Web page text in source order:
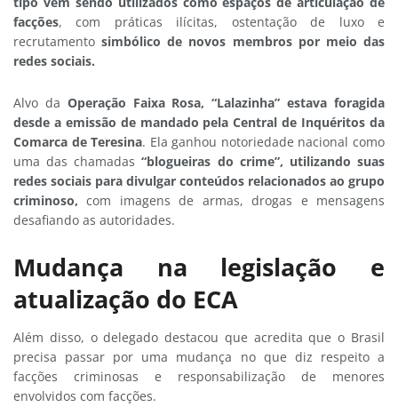
facções, com práticas ilícitas, ostentação de luxo e
recrutamentosimbólico de novos membros por meio das
redes sociais.
Alvo da Operação Faixa Rosa, “Lalazinha” estava foragida
desde a emissão de mandado pela Central de Inquéritos da
Comarca de Teresina. Ela ganhou notoriedade nacional como
uma das chamadas“blogueiras do crime”, utilizando suas
redes sociais para divulgar conteúdos relacionados ao grupo
criminoso, com imagens de armas, drogas e mensagens
desafiando as autoridades.
Mudança na legislação e
atualização do ECA
Além disso, o delegado destacou que acredita que o Brasil
precisa passar por uma mudança no que diz respeito a
facções criminosas e responsabilização de menores
envolvidos com facções.